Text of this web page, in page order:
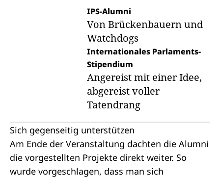
IPS-Alumni
Von Brückenbauern und
Watchdogs
Internationales Parlaments-
Stipendium
Angereist mit einer Idee,
abgereist voller
Tatendrang
Sich gegenseitig unterstützen
Am Ende der Veranstaltung dachten die Alumni
die vorgestellten Projekte direkt weiter. So
wurde vorgeschlagen, dass man sich